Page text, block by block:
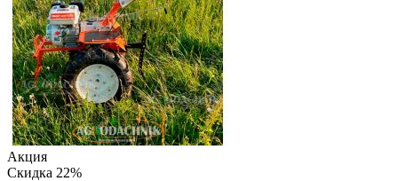
Акция
Скидка 22%